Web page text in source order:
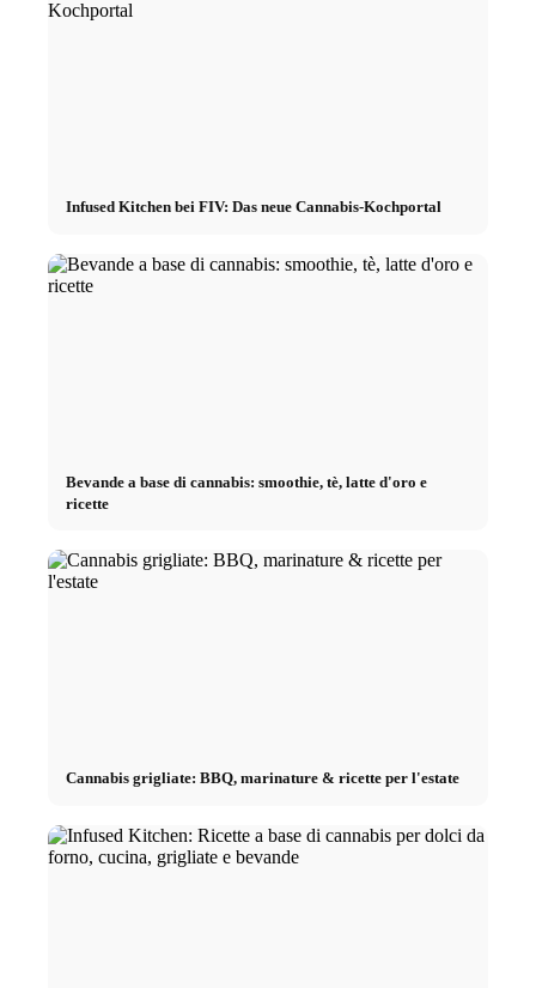
Infused Kitchen bei FIV: Das neue Cannabis-Kochportal
Bevande a base di cannabis: smoothie, tè, latte d'oro e
ricette
Cannabis grigliate: BBQ, marinature & ricette per l'estate